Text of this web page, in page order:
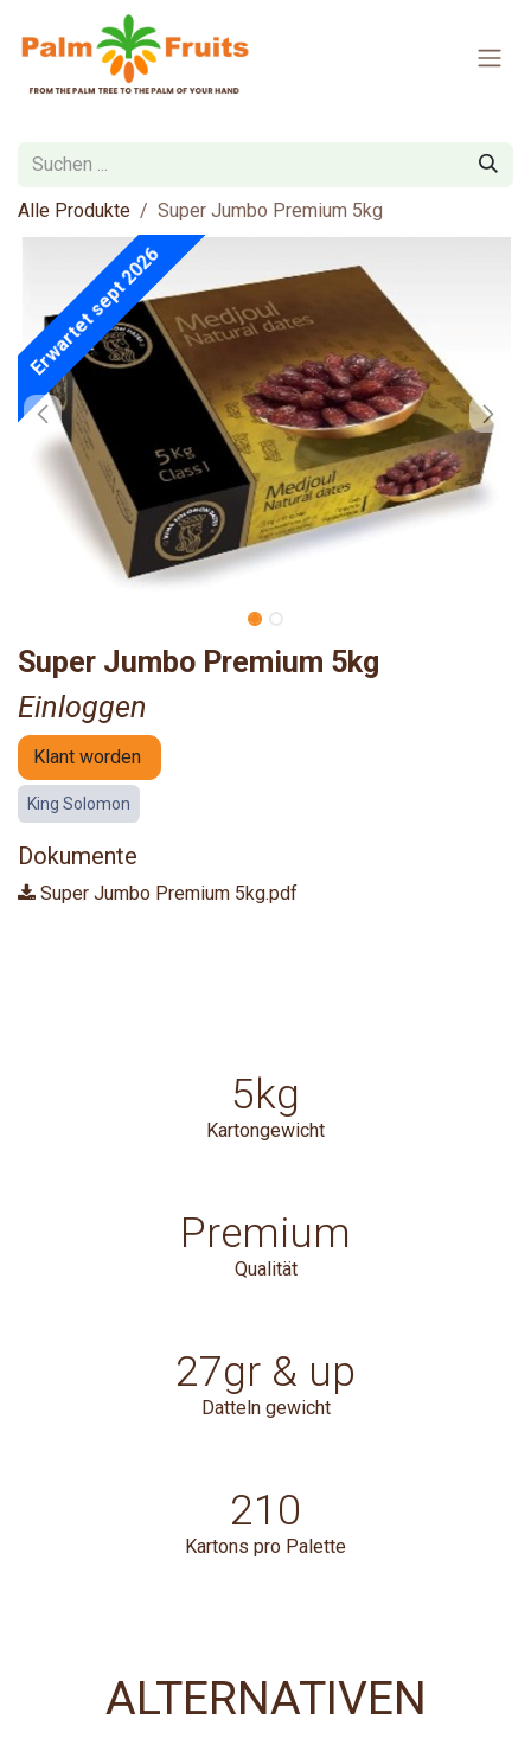
Zum Inhalt springen
Alle Produkte Super Jumbo Premium 5kg
Erwartet sept 2026
Super Jumbo Premium 5kg
Einloggen
Klant worden
King Solomon
Dokumente
Super Jumbo Premium 5kg.pdf
5kg
Kartongewicht
Premium
Qualität
27gr & up
Datteln gewicht
210
Kartons pro Palette
ALTERNATIVEN